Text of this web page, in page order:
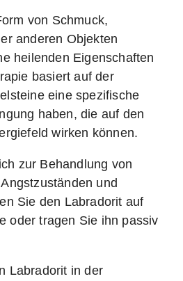
von Schmuck,
anderen Objekten
heilenden Eigenschaften
basiert auf der
eine spezifische
haben, die auf den
wirken können.
zur Behandlung von
und
Sie den Labradorit auf
oder tragen Sie ihn passiv
Labradorit in der